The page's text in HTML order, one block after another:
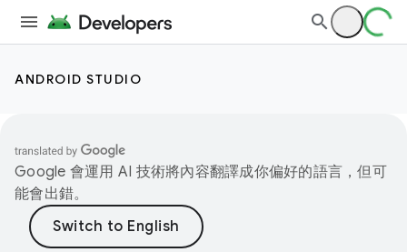
ANDROID STUDIO
Google 會運用 AI 技術將內容翻譯成你偏好的語言，但可
能會出錯。